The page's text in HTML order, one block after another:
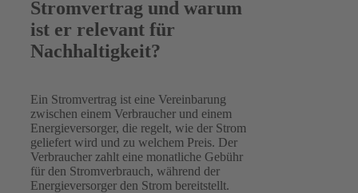
Stromvertrag und warum
ist er relevant für
Nachhaltigkeit?
Ein Stromvertrag ist eine Vereinbarung
zwischen einem Verbraucher und einem
Energieversorger, die regelt, wie der Strom
geliefert wird und zu welchem Preis. Der
Verbraucher zahlt eine monatliche Gebühr
für den Stromverbrauch, während der
Energieversorger den Strom bereitstellt.